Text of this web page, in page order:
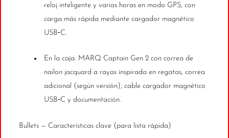
reloj inteligente y varias horas en modo GPS, con
carga más rápida mediante cargador magnético
USB‑C.
En la caja: MARQ Captain Gen 2 con correa de
nailon jacquard a rayas inspirada en regatas, correa
adicional (según versión), cable cargador magnético
USB‑C y documentación.
Bullets — Características clave (para lista rápida)